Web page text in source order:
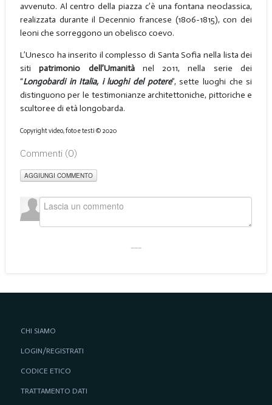
avvenuto. Al centro della piazza c’è una fontana neoclassica,
realizzata durante il Decennio francese (1806-1815), con dei
leoni che sorreggono un obelisco coevo.
L’Unesco ha inserito il complesso di Santa Sofia nella lista dei
sitipatrimonio dell’Umanitànel 2011, nella serie dei
“Longobardi in Italia, i luoghi del potere”, sette luoghi che si
distinguono per le testimonianze architettoniche, pittoriche e
scultoree di età longobarda.
Copyright video, foto e testi © 2020
Commenti (0)
AGGIUNGI COMMENTO
CHI SIAMO
LOGIN/REGISTRATI
CODICE ETICO
TRATTAMENTO DATI